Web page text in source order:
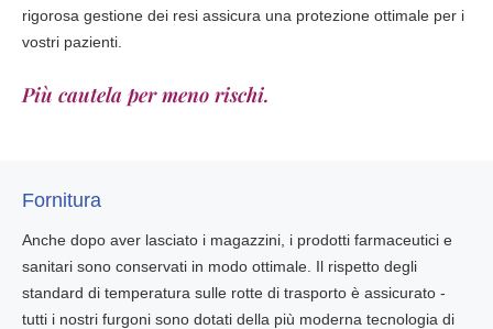
rigorosa gestione dei resi assicura una protezione ottimale per i
vostri pazienti.
Più cautela per meno rischi.
Fornitura
Anche dopo aver lasciato i magazzini, i prodotti farmaceutici e
sanitari sono conservati in modo ottimale. Il rispetto degli
standard di temperatura sulle rotte di trasporto è assicurato -
tutti i nostri furgoni sono dotati della più moderna tecnologia di